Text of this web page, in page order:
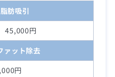
肪吸引
45,000円
ァット除去
円